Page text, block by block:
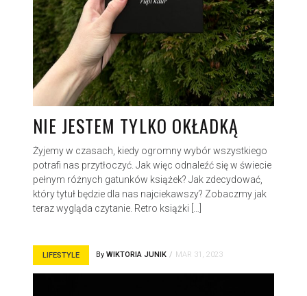
NIE JESTEM TYLKO OKŁADKĄ
Żyjemy w czasach, kiedy ogromny wybór wszystkiego
potrafi nas przytłoczyć. Jak więc odnaleźć się w świecie
pełnym różnych gatunków książek? Jak zdecydować,
który tytuł będzie dla nas najciekawszy? Zobaczmy jak
teraz wygląda czytanie. Retro książki […]
LIFESTYLE By WIKTORIA JUNIK MAR 31, 2023